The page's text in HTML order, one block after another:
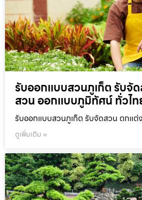
รับออกแบบสวนภูเก็ต รับจั
สวน ออกแบบภูมิทัศน์ ทั่วไท
รับออกแบบสวนภูเก็ต รับจัดสวน ตกแต่
ดูเพิ่มเติม »